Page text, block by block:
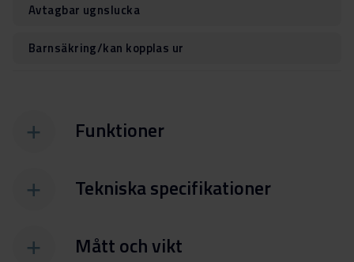
Avtagbar ugnslucka
Barnsäkring/kan kopplas ur
Funktioner
Tekniska specifikationer
Mått och vikt